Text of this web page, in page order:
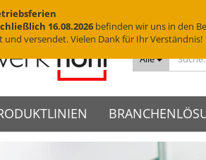
Alle
16.08.2026 befinden wir uns in den
und versendet. Vielen Dank für Ihr Verständnis!